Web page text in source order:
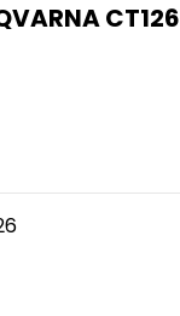
CT126